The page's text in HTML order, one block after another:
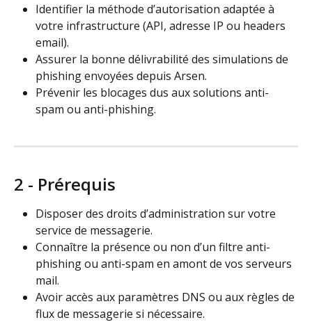
Identifier la méthode d’autorisation adaptée à
votre infrastructure (API, adresse IP ou headers
email).
Assurer la bonne délivrabilité des simulations de
phishing envoyées depuis Arsen.
Prévenir les blocages dus aux solutions anti-
spam ou anti-phishing.
2 - Prérequis
Disposer des droits d’administration sur votre
service de messagerie.
Connaître la présence ou non d’un filtre anti-
phishing ou anti-spam en amont de vos serveurs
mail.
Avoir accès aux paramètres DNS ou aux règles de
flux de messagerie si nécessaire.